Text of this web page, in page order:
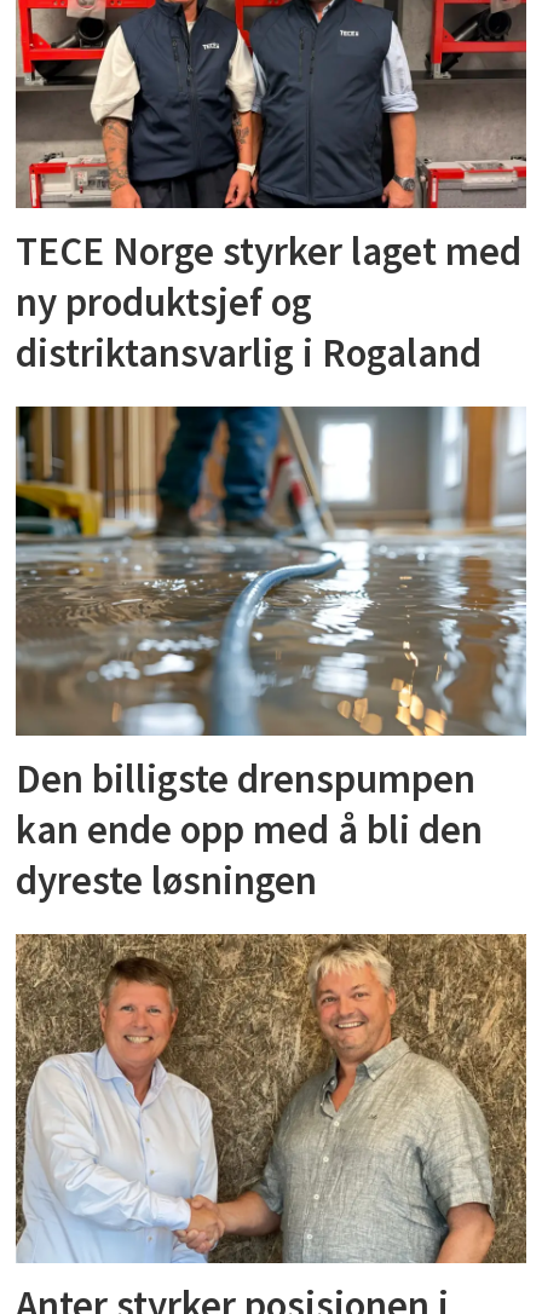
TECE Norge styrker laget med
ny produktsjef og
distriktansvarlig i Rogaland
Den billigste drenspumpen
kan ende opp med å bli den
dyreste løsningen